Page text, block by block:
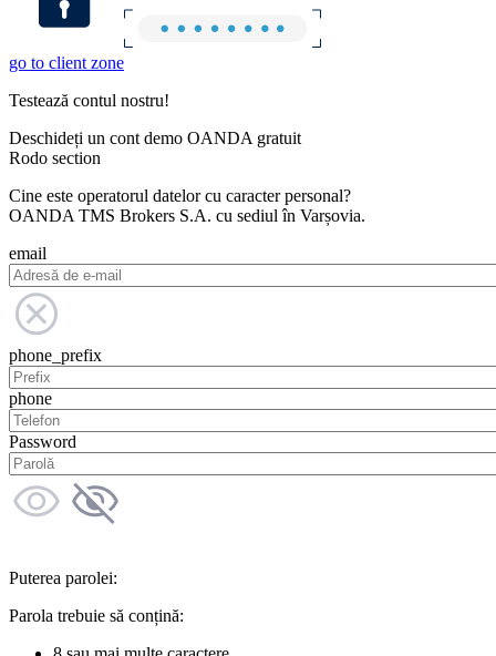
go to client zone
Testează contul nostru!
Deschideți un cont demo OANDA gratuit
Rodo section
Cine este operatorul datelor cu caracter personal?
OANDA TMS Brokers S.A. cu sediul în Varșovia.
email
phone_prefix
phone
Password
Puterea parolei:
Parola trebuie să conțină: